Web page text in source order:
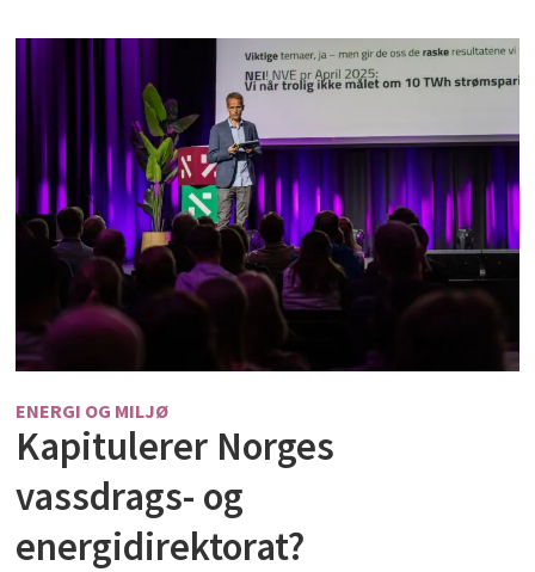
ENERGI OG MILJØ
Kapitulerer Norges
vassdrags- og
energidirektorat?